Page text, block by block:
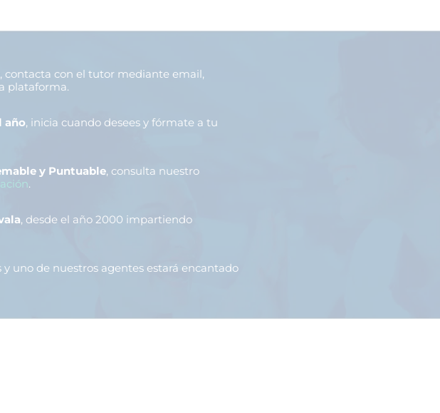
, contacta con el tutor mediante email,
plataforma.
año, inicia cuando desees y fórmate a tu
y Puntuable, consulta nuestro
.
, desde el año 2000 impartiendo
y uno de nuestros agentes estará encantado